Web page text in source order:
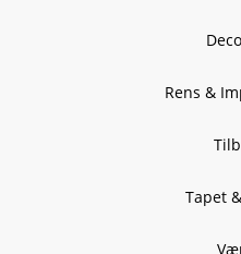
Rens &
Tapet